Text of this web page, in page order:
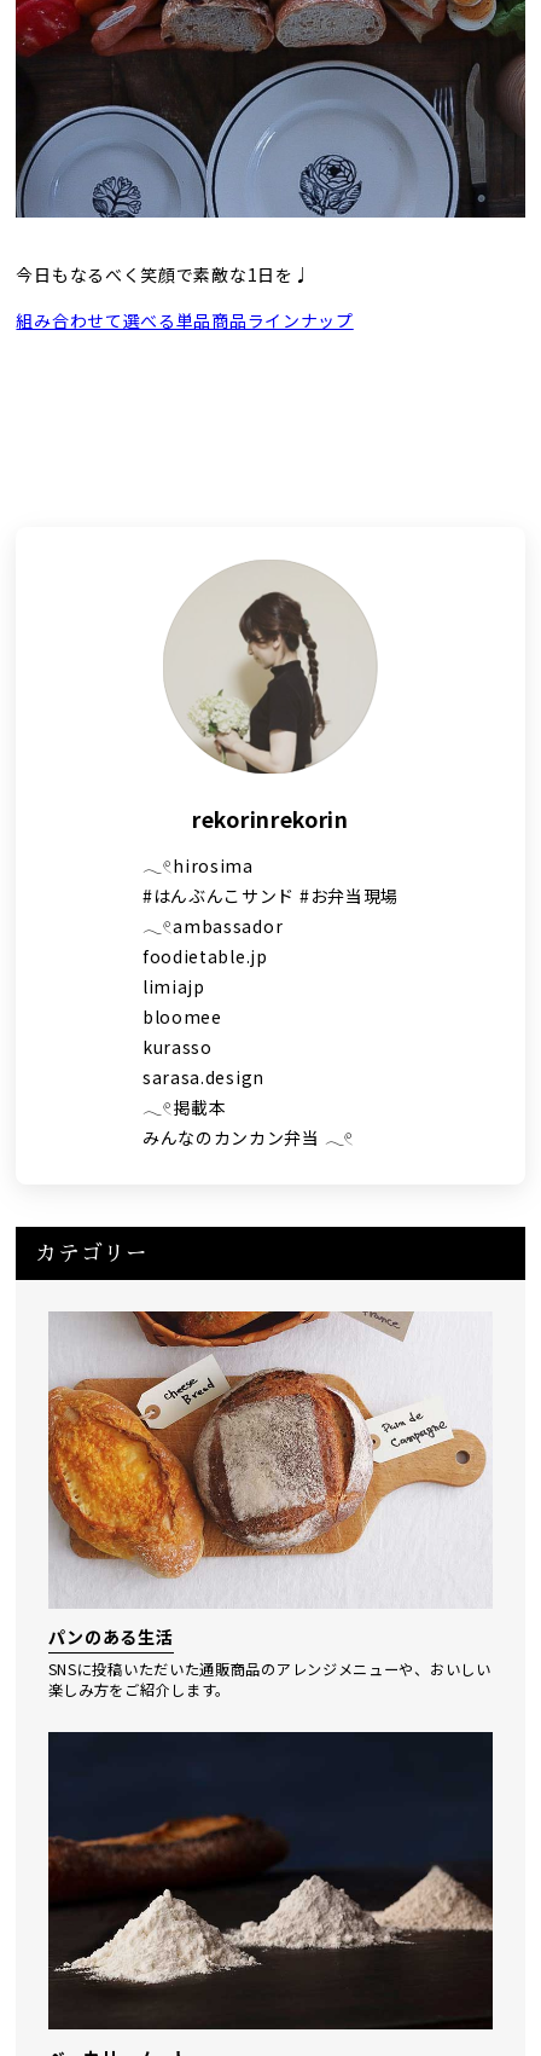
今日もなるべく笑顔で素敵な1日を♩
組み合わせて選べる単品商品ラインナップ
rekorinrekorin
𓂃𓏲hirosima
#はんぶんこサンド #お弁当現場
𓂃𓏲ambassador
foodietable.jp
limiajp
bloomee
kurasso
sarasa.design
𓂃𓏲掲載本
みんなのカンカン弁当 𓂃𓏲
カテゴリー
パンのある生活
SNSに投稿いただいた通販商品のアレンジメニューや、おいしい
楽しみ⽅をご紹介します。